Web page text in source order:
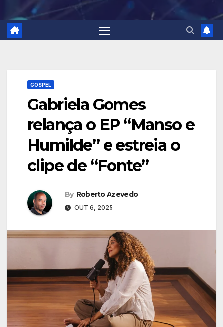
GOSPEL
Gabriela Gomes
relança o EP “Manso e
Humilde” e estreia o
clipe de “Fonte”
By Roberto Azevedo
OUT 6, 2025